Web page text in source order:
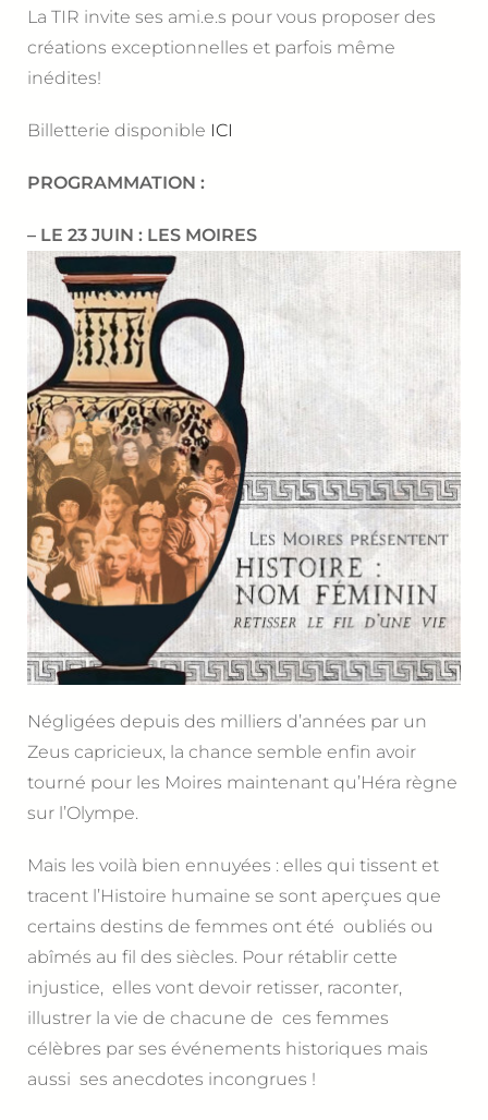
La TIR invite ses ami.e.s pour vous proposer des
créations exceptionnelles et parfois même
inédites!
Billetterie disponible ICI
PROGRAMMATION :
– LE 23 JUIN : LES MOIRES
Négligées depuis des milliers d’années par un
Zeus capricieux, la chance semble enfin avoir
tourné pour les Moires maintenant qu’Héra règne
sur l’Olympe.
Mais les voilà bien ennuyées : elles qui tissent et
tracent l’Histoire humaine se sont aperçues que
certains destins de femmes ont été oubliés ou
abîmés au fil des siècles. Pour rétablir cette
injustice, elles vont devoir retisser, raconter,
illustrer la vie de chacune de ces femmes
célèbres par ses événements historiques mais
aussi ses anecdotes incongrues !